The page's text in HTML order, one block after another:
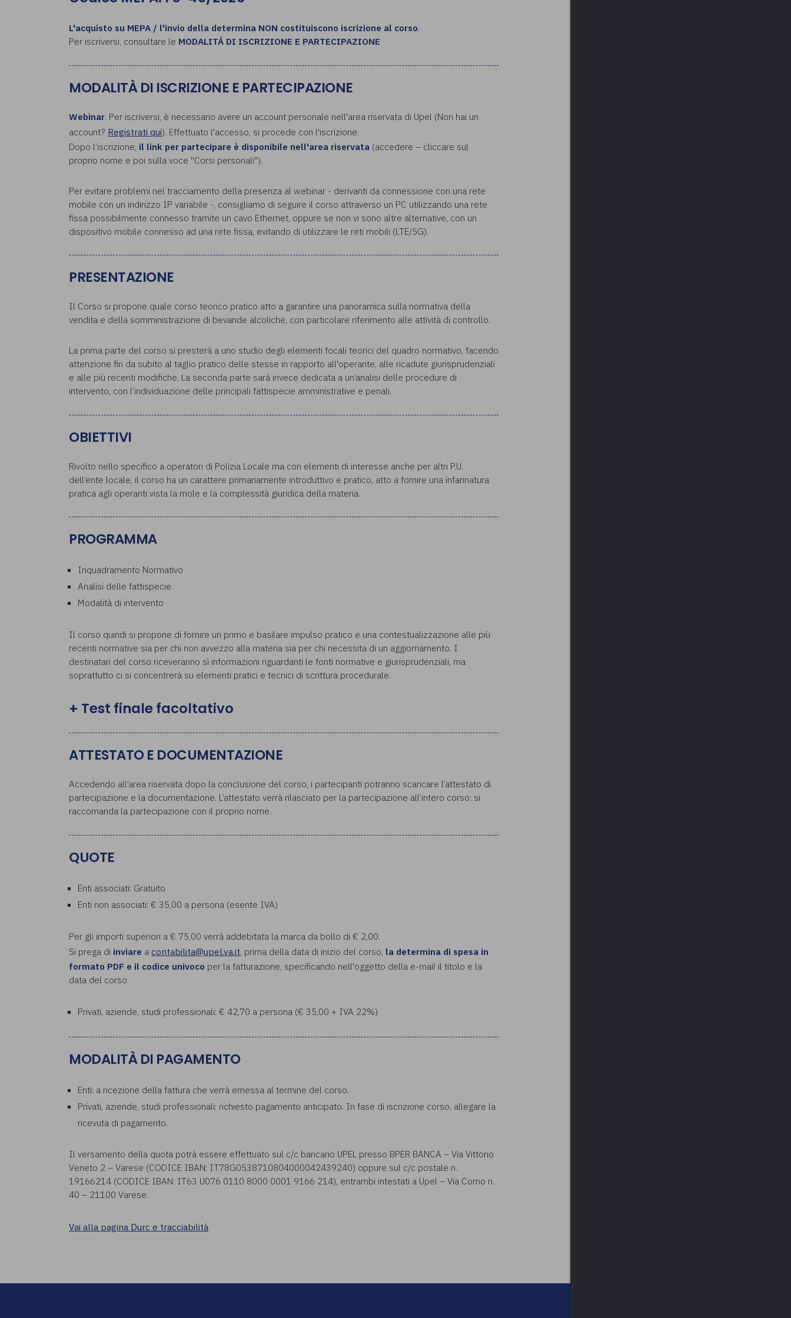
L'acquisto su MEPA / l'invio della determina NON costituiscono iscrizione al corso.
Per iscriversi, consultare le MODALITÁ DI ISCRIZIONE E PARTECIPAZIONE
MODALITÀ DI ISCRIZIONE E PARTECIPAZIONE
Webinar. Per iscriversi, è necessario avere un account personale nell'area riservata di Upel (Non hai un
account? Registrati qui). Effettuato l'accesso, si procede con l'iscrizione.
Dopo l’iscrizione, il link per partecipare è disponibile nell'area riservata (accedere – cliccare sul
proprio nome e poi sulla voce "Corsi personali").
Per evitare problemi nel tracciamento della presenza al webinar - derivanti da connessione con una rete
mobile con un indirizzo IP variabile -, consigliamo di seguire il corso attraverso un PC utilizzando una rete
fissa possibilmente connesso tramite un cavo Ethernet, oppure se non vi sono altre alternative, con un
dispositivo mobile connesso ad una rete fissa, evitando di utilizzare le reti mobili (LTE/5G).
PRESENTAZIONE
Il Corso si propone quale corso teorico pratico atto a garantire una panoramica sulla normativa della
vendita e della somministrazione di bevande alcoliche, con particolare riferimento alle attività di controllo.
La prima parte del corso si presterà a uno studio degli elementi focali teorici del quadro normativo, facendo
attenzione fin da subito al taglio pratico delle stesse in rapporto all'operante, alle ricadute giurisprudenziali
e alle più recenti modifiche. La seconda parte sarà invece dedicata a un’analisi delle procedure di
intervento, con l’individuazione delle principali fattispecie amministrative e penali.
OBIETTIVI
Rivolto nello specifico a operatori di Polizia Locale ma con elementi di interesse anche per altri P.U.
dell’ente locale, il corso ha un carattere primariamente introduttivo e pratico, atto a fornire una infarinatura
pratica agli operanti vista la mole e la complessità giuridica della materia.
PROGRAMMA
Inquadramento Normativo
Analisi delle fattispecie
Modalità di intervento
Il corso quindi si propone di fornire un primo e basilare impulso pratico e una contestualizzazione alle più
recenti normative sia per chi non avvezzo alla materia sia per chi necessita di un aggiornamento. I
destinatari del corso riceveranno sì informazioni riguardanti le fonti normative e giurisprudenziali, ma
soprattutto ci si concentrerà su elementi pratici e tecnici di scrittura procedurale.
+ Test finale facoltativo
ATTESTATO E DOCUMENTAZIONE
Accedendo all’area riservata dopo la conclusione del corso, i partecipanti potranno scaricare l’attestato di
partecipazione e la documentazione. L’attestato verrà rilasciato per la partecipazione all’intero corso: si
raccomanda la partecipazione con il proprio nome.
QUOTE
Enti associati: Gratuito
Enti non associati: € 35,00 a persona (esente IVA)
Per gli importi superiori a € 75,00 verrà addebitata la marca da bollo di € 2,00.
Si prega di inviare a contabilita@upel.va.it, prima della data di inizio del corso, la determina di spesa in
formato PDF e il codice univoco per la fatturazione, specificando nell'oggetto della e-mail il titolo e la
data del corso.
Privati, aziende, studi professionali: € 42,70 a persona (€ 35,00 + IVA 22%)
MODALITÀ DI PAGAMENTO
Enti: a ricezione della fattura che verrà emessa al termine del corso.
Privati, aziende, studi professionali: richiesto pagamento anticipato. In fase di iscrizione corso, allegare la
ricevuta di pagamento.
Il versamento della quota potrà essere effettuato sul c/c bancario UPEL presso BPER BANCA – Via Vittorio
Veneto 2 – Varese (CODICE IBAN: IT78G0538710804000042439240) oppure sul c/c postale n.
19166214 (CODICE IBAN: IT63 U076 0110 8000 0001 9166 214), entrambi intestati a Upel – Via Como n.
40 – 21100 Varese.
Vai alla pagina Durc e tracciabilità